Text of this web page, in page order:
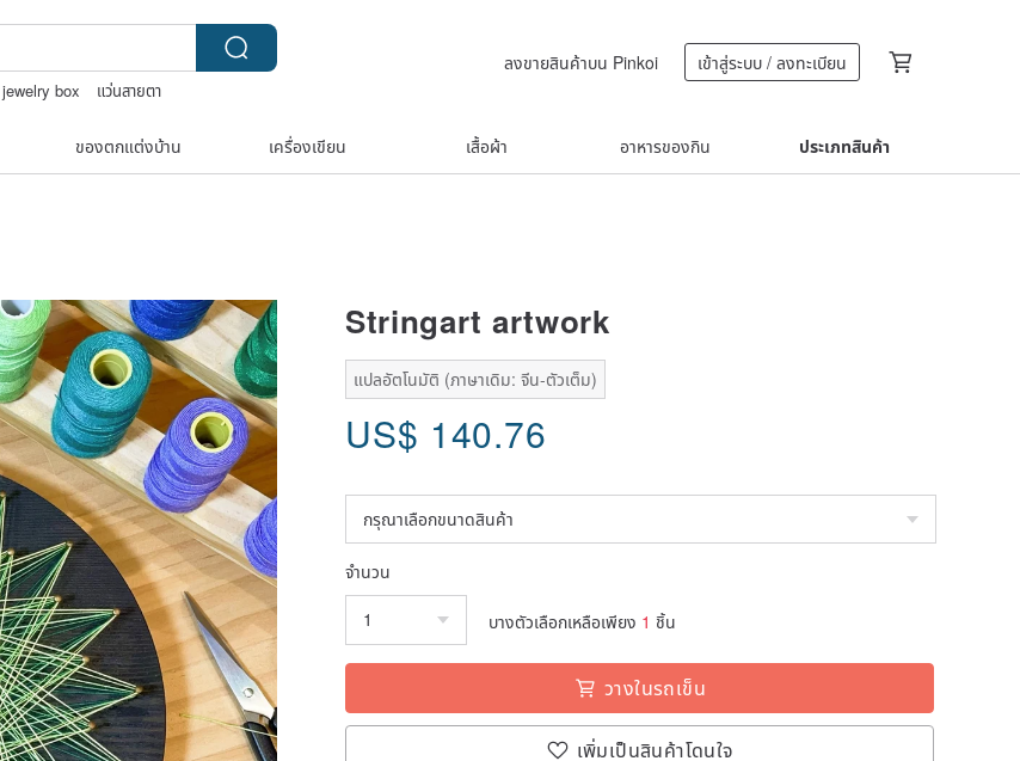
jewelry box
แว่นสายตา
ลงขายสินค้าบน Pinkoi เข้าสู่ระบบ / ลงทะเบียน
ของตกแต่งบ้าน เครื่องเขียน เสื้อผ้า อาหารของกิน ประเภทสินค้า
Stringart artwork
แปลอัตโนมัติ (ภาษาเดิม: จีน-ตัวเต็ม)
US$ 140.76
จำนวน
บางตัวเลือกเหลือเพียง 1 ชิ้น
วางในรถเข็น
เพิ่มเป็นสินค้าโดนใจ